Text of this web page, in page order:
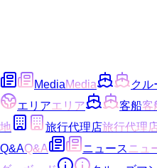
MediaMedia クル
エリアエリア 客船客
地
旅行代理店旅行代理
Q&AQ&A ニュースニュ